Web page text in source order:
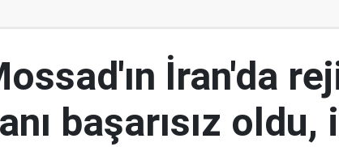
İran'da
başarısız